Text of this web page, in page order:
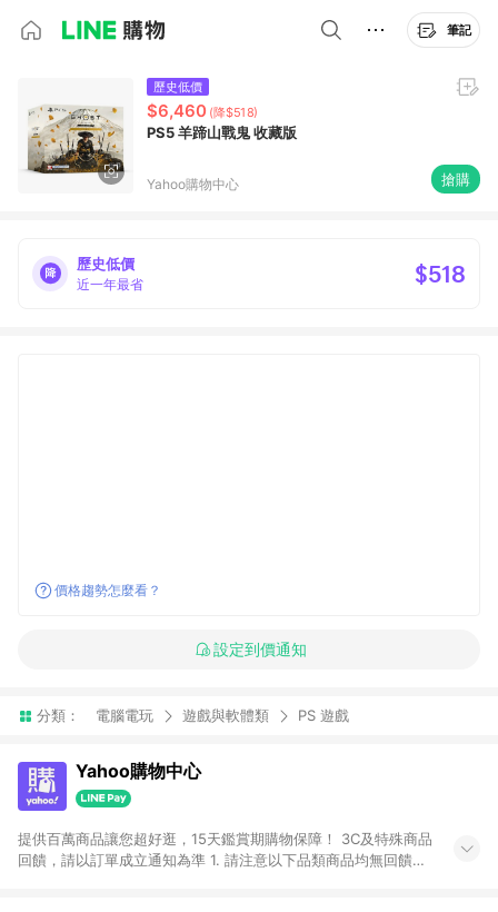
筆記
歷史低價
$6,460 (降$518)
PS5 羊蹄山戰鬼 收藏版
Yahoo購物中心 搶購
歷史低價
近一年最省 $518
價格趨勢怎麼看？
設定到價通知
分類： 電腦電玩 遊戲與軟體類 PS 遊戲
Yahoo購物中心
提供百萬商品讓您超好逛，15天鑑賞期購物保障！ 3C及特殊商品
回饋，請以訂單成立通知為準 1. 請注意以下品類商品均無回饋：